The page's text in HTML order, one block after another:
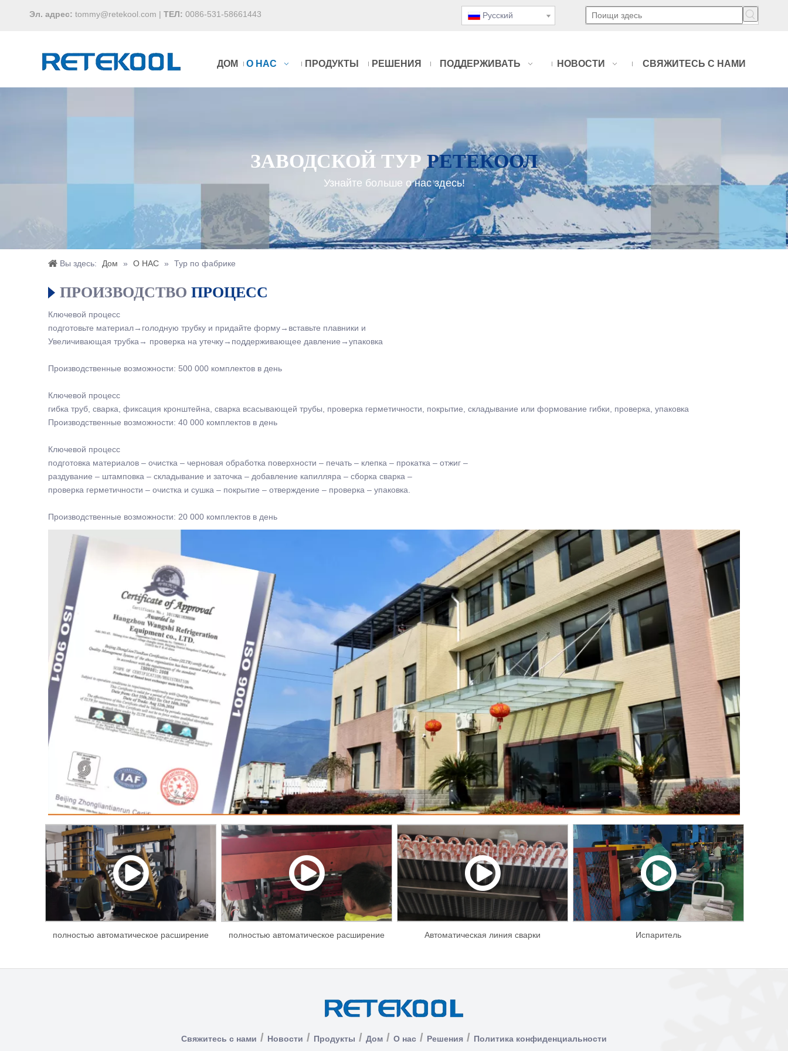
Эл. адрес: tommy@retekool.com | ТЕЛ: 0086-531-58661443 Pусский
ДОМ О НАС ПРОДУКТЫ РЕШЕНИЯ ПОДДЕРЖИВАТЬ НОВОСТИ СВЯЖИТЕСЬ С НАМИ
ЗАВОДСКОЙ ТУР РЕТЕКООЛ
Узнайте больше о нас здесь!
Вы здесь: Дом » О НАС » Тур по фабрике
ПРОИЗВОДСТВО ПРОЦЕСС
Ключевой процесс
подготовьте материал→голодную трубку и придайте форму→вставьте плавники и
Увеличивающая трубка→ проверка на утечку→поддерживающее давление→упаковка
Производственные возможности: 500 000 комплектов в день
Ключевой процесс
гибка труб, сварка, фиксация кронштейна, сварка всасывающей трубы, проверка герметичности, покрытие, складывание или формование гибки, проверка, упаковка
Производственные возможности: 40 000 комплектов в день
Ключевой процесс
подготовка материалов – очистка – черновая обработка поверхности – печать – клепка – прокатка – отжиг –
раздувание – штамповка – складывание и заточка – добавление капилляра – сборка сварка –
проверка герметичности – очистка и сушка – покрытие – отверждение – проверка – упаковка.
Производственные возможности: 20 000 комплектов в день
полностью автоматическое расширение полностью автоматическое расширение Автоматическая линия сварки Испаритель
Свяжитесь с нами / Новости / Продукты / Дом / О нас / Решения / Политика конфиденциальности